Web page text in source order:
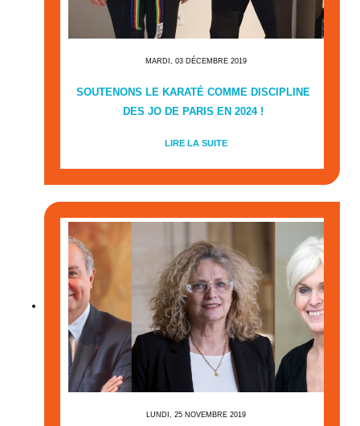
MARDI, 03 DÉCEMBRE 2019
SOUTENONS LE KARATÉ COMME DISCIPLINE
DES JO DE PARIS EN 2024 !
LIRE LA SUITE
LUNDI, 25 NOVEMBRE 2019